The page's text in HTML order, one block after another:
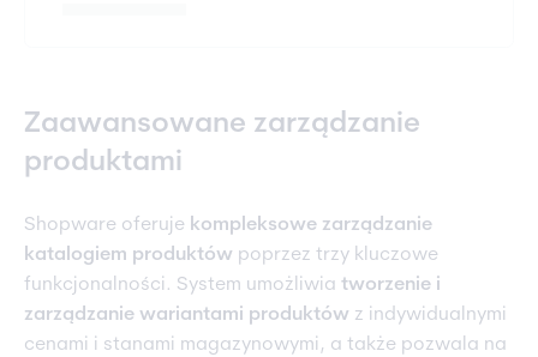
Zaawansowane zarządzanie
produktami
Shopware oferuje kompleksowe zarządzanie
katalogiem produktów poprzez trzy kluczowe
funkcjonalności. System umożliwia tworzenie i
zarządzanie wariantami produktów z indywidualnymi
cenami i stanami magazynowymi, a także pozwala na